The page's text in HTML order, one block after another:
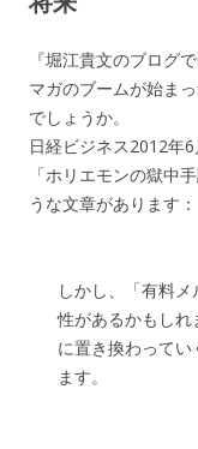
『堀江貴文のブログ
マガのブームが始ま
でしょうか。
日経ビジネス2012年
「ホリエモンの獄中
うな文章があります：
しかし、「有料
性があるかもし
に置き換わって
ます。